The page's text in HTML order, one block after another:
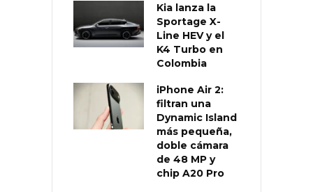
Kia lanza la
Sportage X-
Line HEV y el
K4 Turbo en
Colombia
iPhone Air 2:
filtran una
Dynamic Island
más pequeña,
doble cámara
de 48 MP y
chip A20 Pro